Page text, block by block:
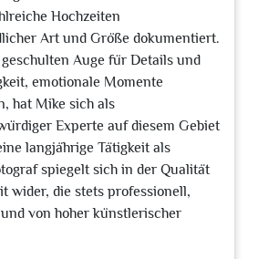
Hochzeiten
Art und Größe dokumentiert.
Auge für Details und
emotionale Momente
hat Mike sich als
Experte auf diesem Gebiet
langjährige Tätigkeit als
spiegelt sich in der Qualität
wider, die stets professionell,
von hoher künstlerischer